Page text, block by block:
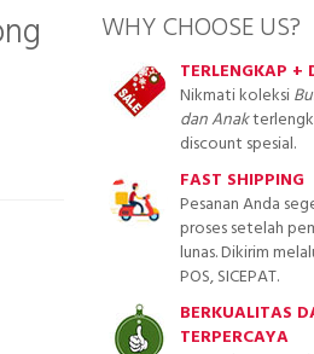
WHY CHOOSE US?
TERLENGKAP +
Nikmati koleksi
dan Anak
discount spesial.
FAST SHIPPING
Pesanan Anda
proses setelah
lunas. Dikirim
POS, SICEPAT.
BERKUALITAS
TERPERCAYA